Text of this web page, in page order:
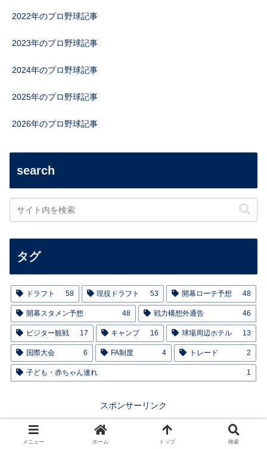
2022年のプロ野球記事
2023年のプロ野球記事
2024年のプロ野球記事
2025年のプロ野球記事
2026年のプロ野球記事
search
タグ
ドラフト 58 現役ドラフト 53 開幕ローテ予想 48
開幕スタメン予想 48 戦力構想外通告 46
ビジター観戦 17 キャンプ 16 球場周辺ホテル 13
国際大会 6 FA制度 4 トレード 2
子ども・赤ちゃん連れ 1
スポンサーリンク
メニュー ホーム トップ 検索